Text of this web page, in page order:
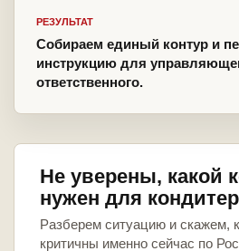
РЕЗУЛЬТАТ
Собираем единый контур и
инструкцию для
ответственного.
Не уверены, какой
нужен для
Разберем ситуацию и скажем,
критичны именно сейчас по